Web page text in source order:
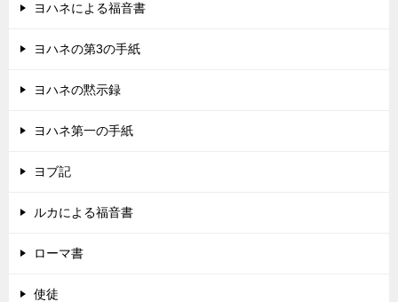
ヨハネによる福音書
ヨハネの第3の手紙
ヨハネの黙示録
ヨハネ第一の手紙
ヨブ記
ルカによる福音書
ローマ書
使徒